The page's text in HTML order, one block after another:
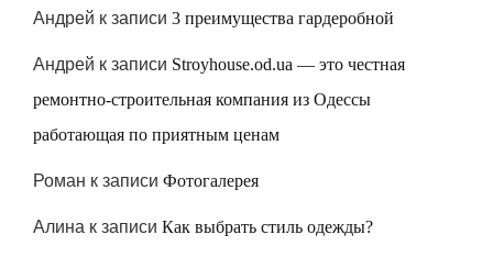
Андрей к записи 3 преимущества гардеробной
Андрей к записи Stroyhouse.od.ua — это честная
ремонтно-строительная компания из Одессы
работающая по приятным ценам
Роман к записи Фотогалерея
Алина к записи Как выбрать стиль одежды?